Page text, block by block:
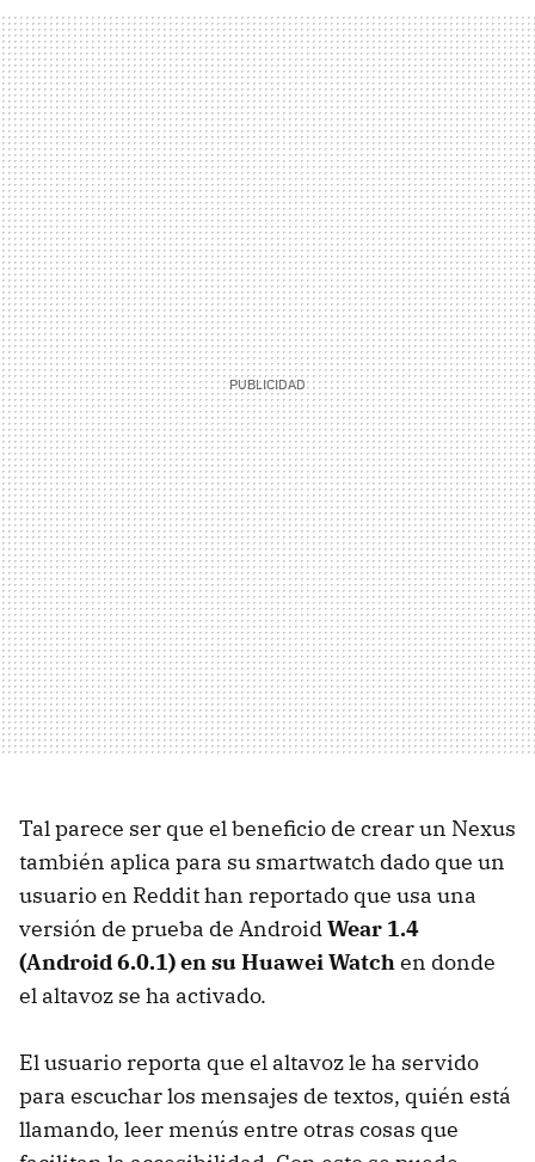
Tal parece ser que el beneficio de crear un Nexus
también aplica para su smartwatch dado que un
usuario en Reddit han reportado que usa una
versión de prueba de AndroidWear 1.4
(Android 6.0.1) en su Huawei Watchen donde
el altavoz se ha activado.
El usuario reporta que el altavoz le ha servido
para escuchar los mensajes de textos, quién está
llamando, leer menús entre otras cosas que